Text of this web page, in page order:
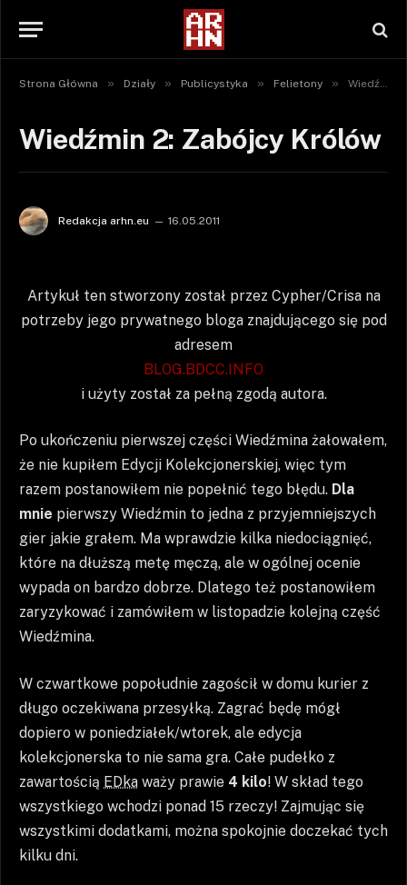
Strona Główna » Działy » Publicystyka » Felietony » Wiedźmin 2: Zabójcy Królów
Wiedźmin 2: Zabójcy Królów
Redakcja arhn.eu 16.05.2011
Artykuł ten stworzony został przez Cypher/Crisa na
potrzeby jego prywatnego bloga znajdującego się pod
adresem
BLOG.BDCC.INFO
i użyty został za pełną zgodą autora.
Po ukończeniu pierwszej części Wiedźmina żałowałem,
że nie kupiłem Edycji Kolekcjonerskiej, więc tym
razem postanowiłem nie popełnić tego błędu. Dla
mnie pierwszy Wiedźmin to jedna z przyjemniejszych
gier jakie grałem. Ma wprawdzie kilka niedociągnięć,
które na dłuższą metę męczą, ale w ogólnej ocenie
wypada on bardzo dobrze. Dlatego też postanowiłem
zaryzykować i zamówiłem w listopadzie kolejną część
Wiedźmina.
W czwartkowe popołudnie zagościł w domu kurier z
długo oczekiwana przesyłką. Zagrać będę mógł
dopiero w poniedziałek/wtorek, ale edycja
kolekcjonerska to nie sama gra. Całe pudełko z
zawartością EDka waży prawie 4 kilo! W skład tego
wszystkiego wchodzi ponad 15 rzeczy! Zajmując się
wszystkimi dodatkami, można spokojnie doczekać tych
kilku dni.